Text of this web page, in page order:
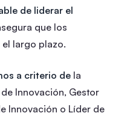
de liderar el
que los
el largo plazo.
a criterio de la
Innovación, Gestor
Innovación o Líder de